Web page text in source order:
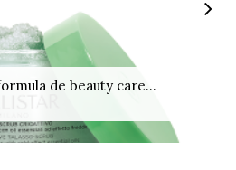
de beauty care...